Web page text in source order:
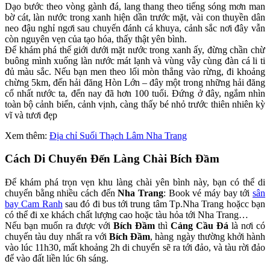
Dạo bước theo vòng gành đá, lang thang theo tiếng sóng mơn man
bờ cát, làn nước trong xanh hiện dần trước mặt, vài con thuyền dân
neo đậu nghỉ ngơi sau chuyến đánh cá khuya, cảnh sắc nơi đây vẫn
còn nguyên vẹn của tạo hóa, thấy thật yên bình.
Để khám phá thế giới dưới mặt nước trong xanh ấy, đừng chần chừ
buông mình xuống làn nước mát lạnh và vùng vẫy cùng đàn cá li ti
đủ màu sắc. Nếu bạn men theo lối mòn thẳng vào rừng, đi khoảng
chừng 5km, đến hải đăng Hòn Lớn – đây một trong những hải đăng
cổ nhất nước ta, đến nay đã hơn 100 tuổi. Đứng ở đây, ngắm nhìn
toàn bộ cảnh biển, cảnh vịnh, càng thấy bé nhỏ trước thiên nhiên kỳ
vĩ và tươi đẹp
Xem thêm: Địa chỉ Suối Thạch Lâm Nha Trang
Cách Di Chuyển Đến Làng Chài Bích Đầm
Để khám phá trọn vẹn khu làng chài yên bình này, bạn có thể di
chuyển bằng nhiều cách đếnNha Trang: Book vé máy bay tớisân
bay Cam Ranh sau đó đi bus tới trung tâm Tp.Nha Trang hoặcc bạn
có thể đi xe khách chất lượng cao hoặc tàu hỏa tới Nha Trang…
Nếu bạn muốn ra được với Bích Đầm thì Cảng Cầu Đá là nơi có
chuyến tàu duy nhất ra với Bích Đầm, hàng ngày thường khởi hành
vào lúc 11h30, mất khoảng 2h di chuyển sẽ ra tới đảo, và tàu rời đảo
để vào đất liền lúc 6h sáng.